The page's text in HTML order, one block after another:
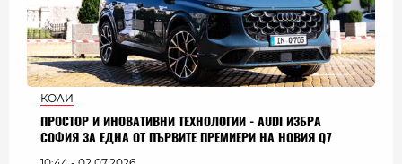
КОЛИ
ПРОСТОР И ИНОВАТИВНИ ТЕХНОЛОГИИ - AUDI ИЗБРА
СОФИЯ ЗА ЕДНА ОТ ПЪРВИТЕ ПРЕМИЕРИ НА НОВИЯ Q7